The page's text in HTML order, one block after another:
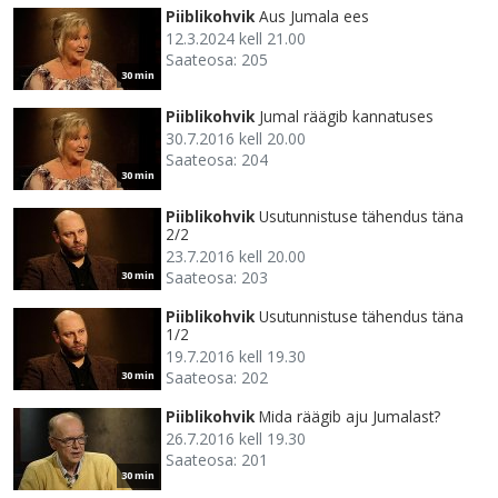
30 min
Piiblikohvik Aus Jumala ees
12.3.2024 kell 21.00
Saateosa: 205
30 min
Piiblikohvik Jumal räägib kannatuses
30.7.2016 kell 20.00
Saateosa: 204
30 min
Piiblikohvik Usutunnistuse tähendus täna
2/2
23.7.2016 kell 20.00
Saateosa: 203
30 min
Piiblikohvik Usutunnistuse tähendus täna
1/2
19.7.2016 kell 19.30
Saateosa: 202
30 min
Piiblikohvik Mida räägib aju Jumalast?
26.7.2016 kell 19.30
Saateosa: 201